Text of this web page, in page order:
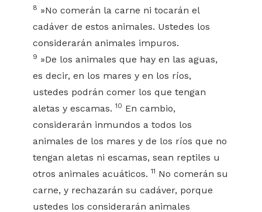
8 »No comerán la carne ni tocarán el
cadáver de estos animales. Ustedes los
considerarán animales impuros.
9 »De los animales que hay en las aguas,
es decir, en los mares y en los ríos,
ustedes podrán comer los que tengan
aletas y escamas.10 En cambio,
considerarán inmundos a todos los
animales de los mares y de los ríos que no
tengan aletas ni escamas, sean reptiles u
otros animales acuáticos.11 No comerán su
carne, y rechazarán su cadáver, porque
ustedes los considerarán animales